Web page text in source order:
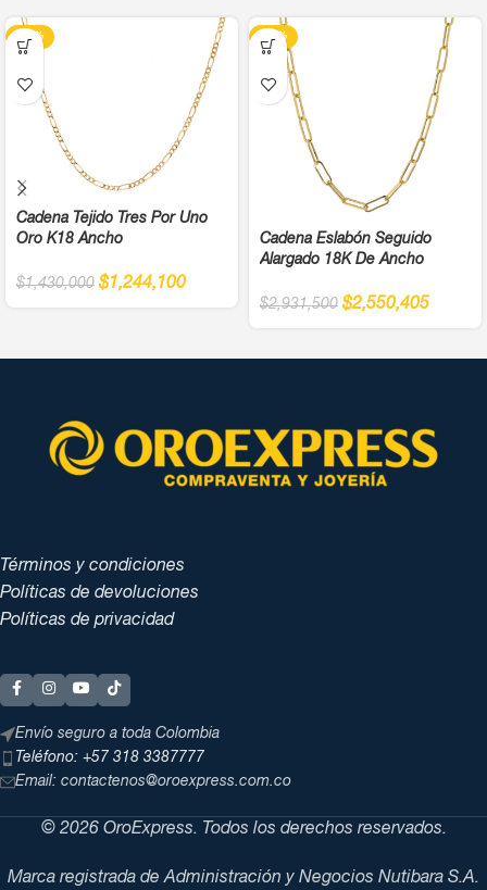
-13%
Cadena Tejido Tres Por Uno
Oro K18 Ancho
$1,430,000 $1,244,100
-13%
Cadena Eslabón Seguido
Alargado 18K De Ancho
$2,931,500 $2,550,405
Términos y condiciones
Políticas de devoluciones
Políticas de privacidad
Envío seguro a toda Colombia
Teléfono: +57 318 3387777
Email: contactenos@oroexpress.com.co
© 2026 OroExpress. Todos los derechos reservados.
Marca registrada de Administración y Negocios Nutibara S.A.